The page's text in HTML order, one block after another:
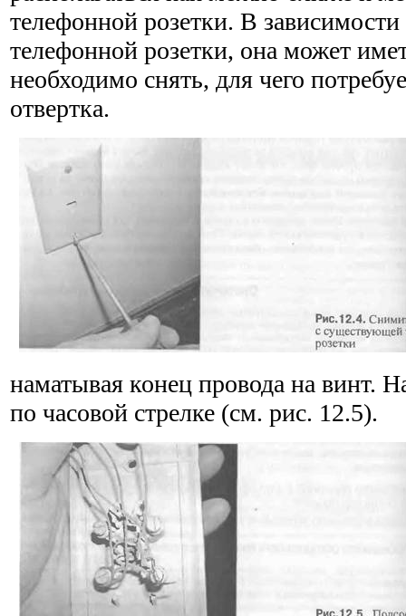
телефонной розетки. В
телефонной розетки, она может
необходимо снять, для чего
отвертка.
наматывая конец провода на винт.
по часовой стрелке (см. рис. 12.5).